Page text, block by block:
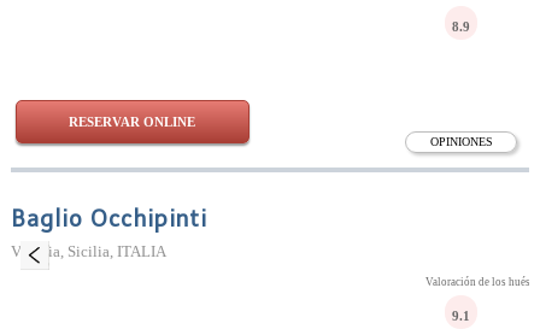
OPINIONES
8.9
RESERVAR ONLINE
Baglio Occhipinti
Vittoria, Sicilia, ITALIA
Valoración de los
9.1